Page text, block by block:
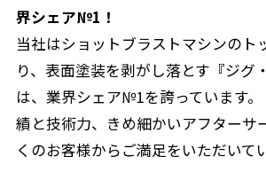
界シェア№1！
当社はショットブラストマシンのト
り、表面塗装を剥がし落とす『ジグ
は、業界シェア№1を誇っています
績と技術力、きめ細かいアフターサ
くのお客様からご満足をいただいて